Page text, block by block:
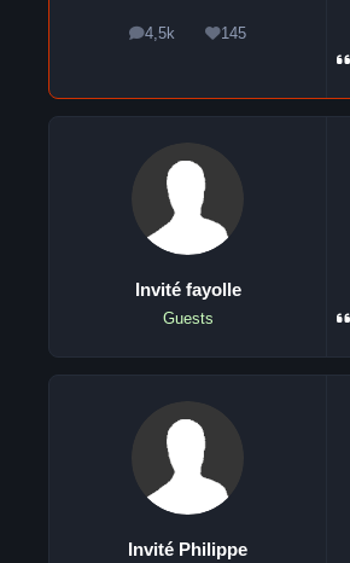
4,5k
messages145
Réputation
Invité fayolle
Guests
Invité Philippe